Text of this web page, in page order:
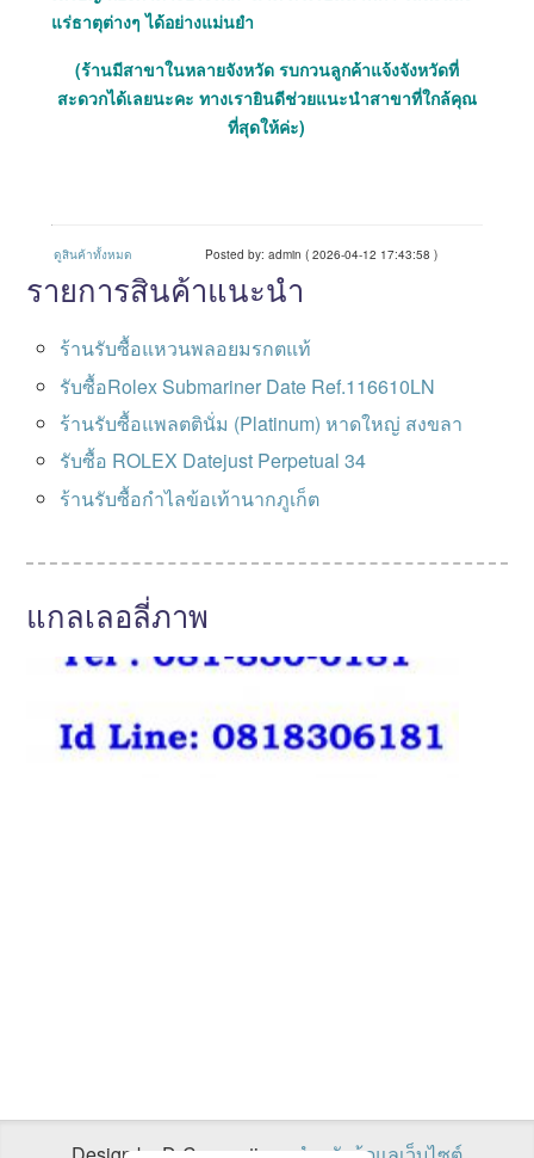
แร่ธาตุต่างๆ ได้อย่างแม่นยำ
(ร้านมีสาขาในหลายจังหวัด รบกวนลูกค้าแจ้งจังหวัดที่
สะดวกได้เลยนะคะ ทางเรายินดีช่วยแนะนำสาขาที่ใกล้คุณ
ที่สุดให้ค่ะ)
ดูสินค้าทั้งหมด Posted by: admin ( 2026-04-12 17:43:58 )
รายการสินค้าแนะนำ
ร้านรับซื้อแหวนพลอยมรกตแท้
รับซื้อRolex Submariner Date Ref.116610LN
ร้านรับซื้อแพลตตินั่ม (Platinum) หาดใหญ่ สงขลา
รับซื้อ ROLEX Datejust Perpetual 34
ร้านรับซื้อกำไลข้อเท้านากภูเก็ต
แกลเลอลี่ภาพ